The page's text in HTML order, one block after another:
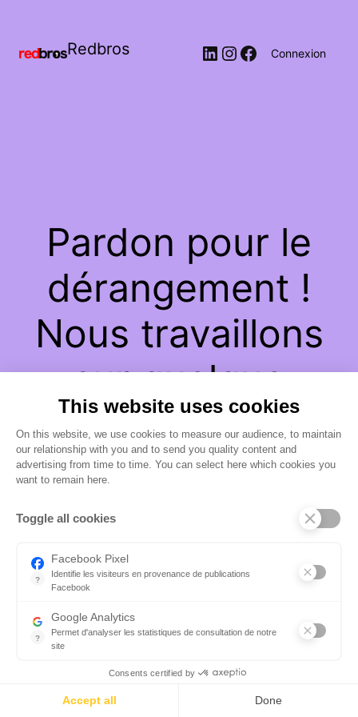
Redbros LinkedIn
Instagram
Facebook
Connexion
Pardon pour le
dérangement !
Nous travaillons
sur quelque
chose de
fantastique –
revenez bientôt !
This website uses cookies
On this website, we use cookies to measure our audience, to maintain
our relationship with you and to send you quality content and
advertising from time to time. You can select here which cookies you
want to remain here.
Toggle all cookies
?
Facebook Pixel
Identifie les visiteurs en provenance de publications
Facebook
?
Google Analytics
Permet d'analyser les statistiques de consultation de notre
site
Consents certified by
Accept all Done